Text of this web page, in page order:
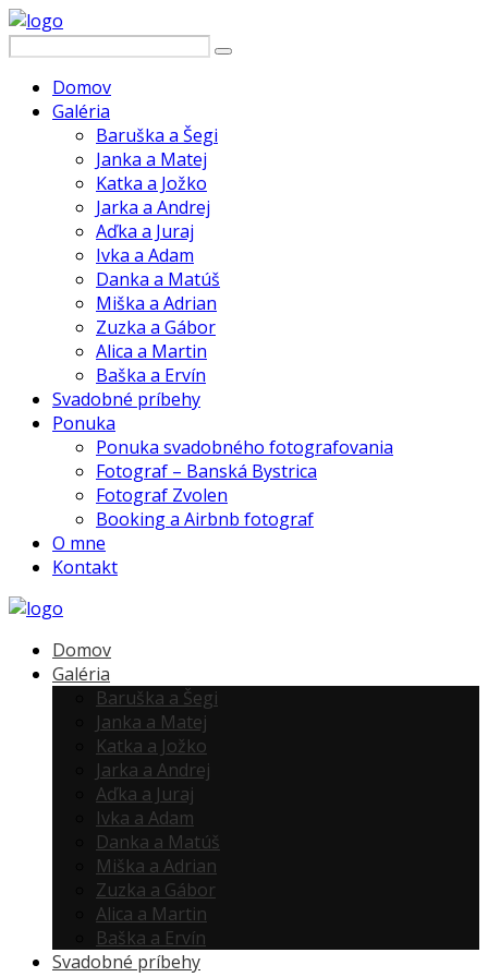
Domov
Galéria
Baruška a Šegi
Janka a Matej
Katka a Jožko
Jarka a Andrej
Aďka a Juraj
Ivka a Adam
Danka a Matúš
Miška a Adrian
Zuzka a Gábor
Alica a Martin
Baška a Ervín
Svadobné príbehy
Ponuka
Ponuka svadobného fotografovania
Fotograf – Banská Bystrica
Fotograf Zvolen
Booking a Airbnb fotograf
O mne
Kontakt
Domov
Galéria
Baruška a Šegi
Janka a Matej
Katka a Jožko
Jarka a Andrej
Aďka a Juraj
Ivka a Adam
Danka a Matúš
Miška a Adrian
Zuzka a Gábor
Alica a Martin
Baška a Ervín
Svadobné príbehy